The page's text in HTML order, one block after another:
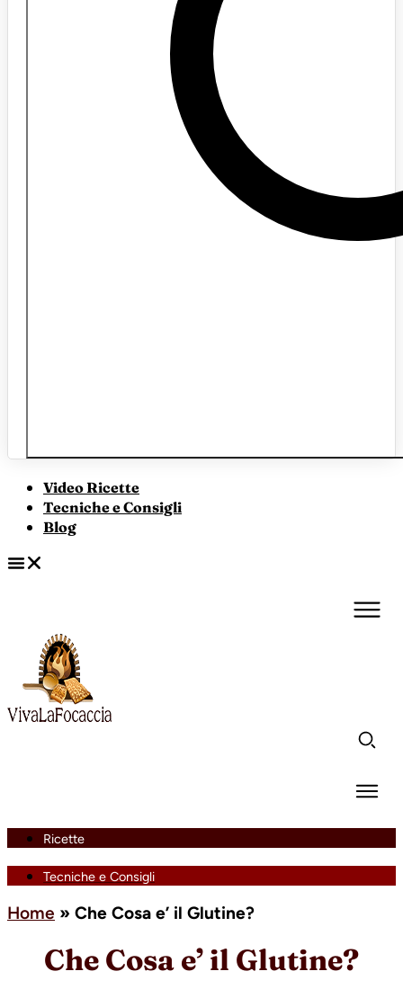
Video Ricette
Tecniche e Consigli
Blog
Ricette
Tecniche e Consigli
Home » Che Cosa e’ il Glutine?
Che Cosa e’ il Glutine?